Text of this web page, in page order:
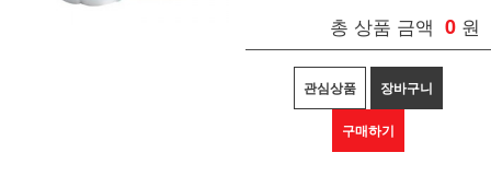
총 상품 금액 0 원
관심상품 장바구니
구매하기